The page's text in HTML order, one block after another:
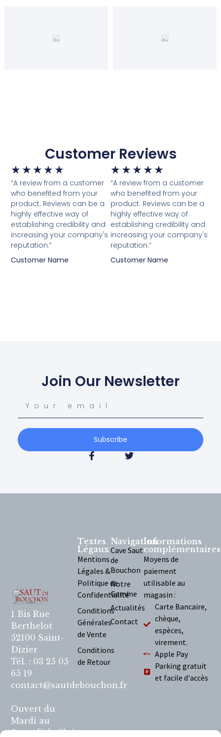
Customer Reviews
★ ★ ★ ★ ★
“A review from a customer
who benefited from your
product. Reviews can be a
highly effective way of
establishing credibility and
increasing your company's
reputation.”
Customer Name
★ ★ ★ ★ ★
“A review from a customer
who benefited from your
product. Reviews can be a
highly effective way of
establishing credibility and
increasing your company's
reputation.”
Customer Name
Join Our Newsletter
Subscribe
1 Bis Rue
Berthelot
52100 Saint-
Dizier
Tél. : 03 25 05
65 19
contact@sautdebouchon.fr
Ouvert du
Mardi au
Samedi de 9h à
Navigation
Cave Saut
de
Bouchon
Notre
Gamme
Actualités
Contact
Textes
Légaux
Mentions
Légales &
Politique de
Confidentialité
Conditions
Générales
de Vente
Conditions
de Retour
Informations
complémentaires
Moyens de
paiement
utilisable au
magasin :
Carte Bancaire,
chèque,
espèces,
virement.
Apple Pay
Parking gratuit
et facile d'accès